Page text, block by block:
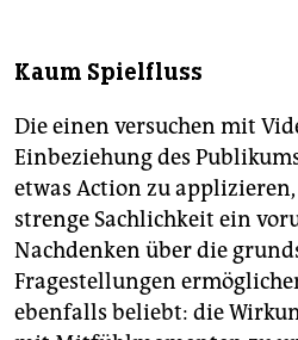
Kaum Spielfluss
Die einen versuchen mit
Einbeziehung des
etwas Action zu
strenge Sachlichkeit ein
Nachdenken über die
Fragestellungen
ebenfalls beliebt: die